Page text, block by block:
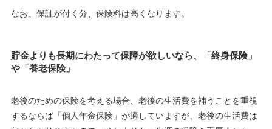
なお、保証が付く分、保険料は高くなります。
貯金よりも長期にわたって保障が欲しいなら、「終身保険」
や「養老保険」
老後のための保険を考える場合、老後の生活費を補うことを重視
するならば「個人年金保険」が適していますが、老後の生活費は